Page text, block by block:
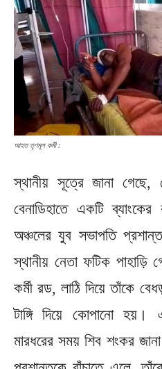
আহত তৃণমূল কর্মী :
স্থানীয় সূত্রে জানা গেছে,
বেনাডিহাতে একটি
অঞ্চলের যুব সভাপতি
স্থানীয় নেতা ফটিক
কর্মী রড, লাঠি দিয়ে তাঁকে
টাঙ্গি দিয়ে কোপানো
মারধরের সময় শিব শংকর